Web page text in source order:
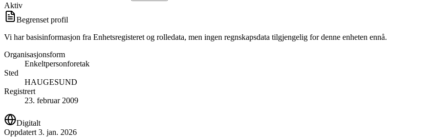
Aktiv
Begrenset profil
Vi har basisinformasjon fra Enhetsregisteret og rolledata, men ingen regnskapsdata tilgjengelig for denne enheten ennå.
Organisasjonsform
Enkeltpersonforetak
Sted
HAUGESUND
Registrert
23. februar 2009
Digitalt
Oppdatert 3. jan. 2026